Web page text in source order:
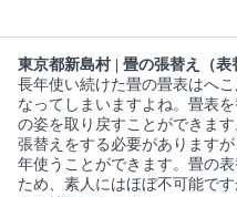
東京都新島村 | 畳の張替え（表
長年使い続けた畳の畳表はへ
なってしまいますよね。畳表
の姿を取り戻すことができま
張替えをする必要があります
年使うことができます。畳の
ため、素人にはほぼ不可能で